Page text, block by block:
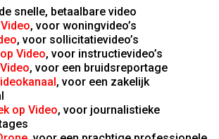
snelle, betaalbare video
, voor woningvideo’s
, voor sollicitatievideo’s
Video, voor instructievideo’s
, voor een bruidsreportage
, voor een zakelijk
op Video, voor journalistieke